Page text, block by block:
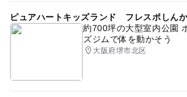
ピュアハートキッズランド フレスポしん
約700坪の大型室内公園
ズジムで体を動かそう
大阪府堺市北区